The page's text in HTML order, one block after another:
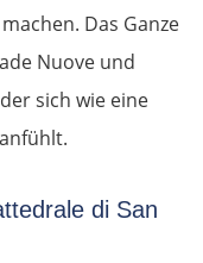
Das Ganze
Nuove und
sich wie eine
di San